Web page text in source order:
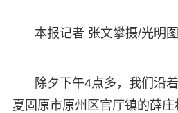
本报记者 张文攀摄/光明
除夕下午4点多，我们沿
夏固原市原州区官厅镇的薛庄